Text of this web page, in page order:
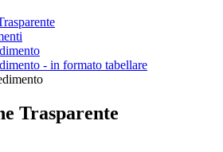
- in formato tabellare
Trasparente